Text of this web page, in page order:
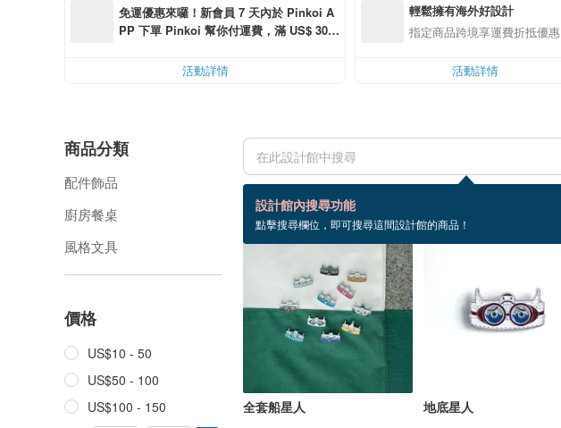
免運優惠來囉！新會員 7 天內於 Pinkoi A
PP 下單 Pinkoi 幫你付運費，滿 US$ 30.0
活動詳情
輕鬆擁有海外好設計
指定商品跨境享運費折抵優惠
活動詳情
商品分類
配件飾品
廚房餐桌
風格文具
價格
US$10 - 50
US$50 - 100
US$100 - 150
設計館內搜尋功能
點擊搜尋欄位，即可搜尋這間設計館的商品！
18 個商品
全套船星人 地底星人